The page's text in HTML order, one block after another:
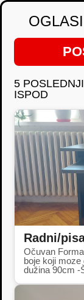
5
ISPOD
Radni/
Očuvan
boje koji
dužina 90cm